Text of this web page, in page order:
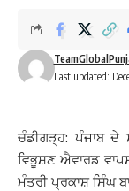
Last updated:
ਚੰਡੀਗੜ੍ਹ: ਪੰਜਾਬ ਦੇ
ਵਿਭੂਸ਼ਣ ਐਵਾਰਡ
ਮੰਤਰੀ ਪ੍ਰਕਾਸ਼ ਸਿੰਘ